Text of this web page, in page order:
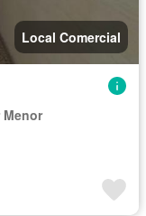
Local Comercial
Menor